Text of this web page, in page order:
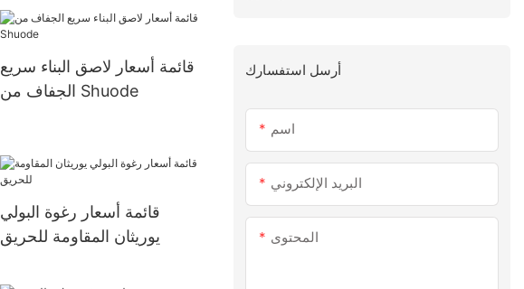
قائمة أسعار لاصق البناء سريع
الجفاف من Shuode
قائمة أسعار رغوة البولي
يوريثان المقاومة للحريق
أرسل استفسارك
اسم
البريد الإلكتروني
المحتوى